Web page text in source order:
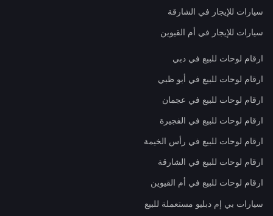
سيارات للإيجار في الشارقة
سيارات للإيجار في أم القيوين
ارقام لوحات للبيع في دبي
ارقام لوحات للبيع في أبو ظبي
ارقام لوحات للبيع في عجمان
ارقام لوحات للبيع في الفجيرة
ارقام لوحات للبيع في رأس الخيمة
ارقام لوحات للبيع في الشارقة
ارقام لوحات للبيع في أم القيوين
سيارات بي إم دبليو مستعملة للبيع